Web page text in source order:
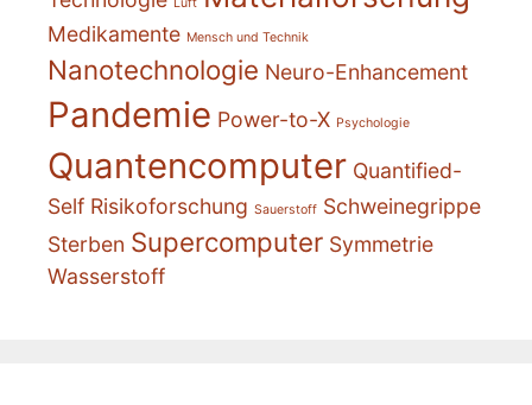
Medikamente Mensch und Technik
Nanotechnologie Neuro-Enhancement
Pandemie Power-to-X Psychologie
Quantencomputer Quantified-
Self Risikoforschung Sauerstoff Schweinegrippe
Sterben Supercomputer Symmetrie
Wasserstoff